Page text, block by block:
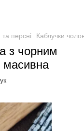
та персні Каблучки
з чорним
масивна